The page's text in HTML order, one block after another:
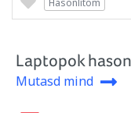
Hasonlítom
Laptopok
Mutasd mind